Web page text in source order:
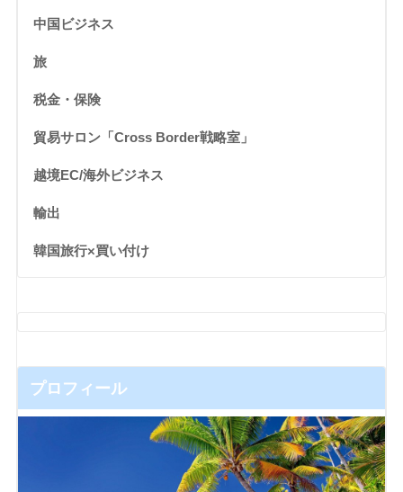
中国ビジネス
旅
税金・保険
貿易サロン「Cross Border戦略室」
越境EC/海外ビジネス
輸出
韓国旅行×買い付け
プロフィール